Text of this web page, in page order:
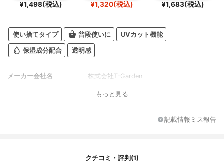
¥1,498(税込) ¥1,320(税込) ¥1,683(税込)
使い捨てタイプ 普段使いに UVカット機能
保湿成分配合 透明感
メーカー会社名 株式会社T-Garden
もっと見る
記載情報ミス報告
クチコミ・評判(1)